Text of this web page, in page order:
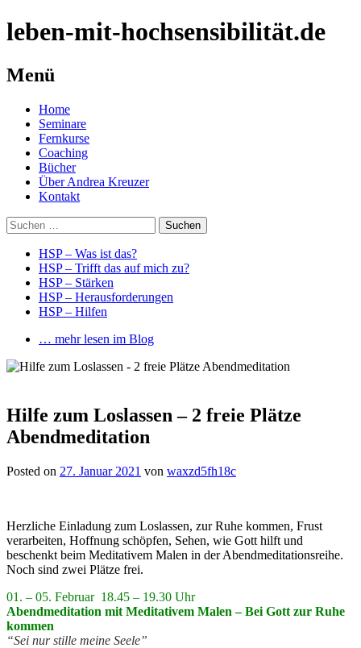
leben-mit-hochsensibilität.de
Menü
Springe
zum
Inhalt
Home
Seminare
Fernkurse
Coaching
Bücher
Über Andrea Kreuzer
Kontakt
Suchen
nach:
HSP – Was ist das?
HSP – Trifft das auf mich zu?
HSP – Stärken
HSP – Herausforderungen
HSP – Hilfen
… mehr lesen im Blog
Hilfe zum Loslassen – 2 freie Plätze
Abendmeditation
Posted on 27. Januar 2021 von waxzd5fh18c
Herzliche Einladung zum Loslassen, zur Ruhe kommen, Frust
verarbeiten, Hoffnung schöpfen, Sehen, wie Gott hilft und
beschenkt beim Meditativem Malen in der Abendmeditationsreihe.
Noch sind zwei Plätze frei.
01. – 05. Februar 18.45 – 19.30 Uhr
Abendmeditation mit Meditativem Malen – Bei Gott zur Ruhe
kommen
“Sei nur stille meine Seele”